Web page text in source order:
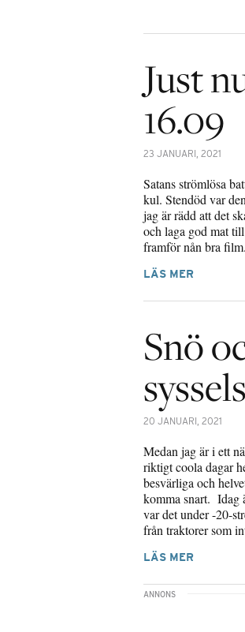
Just
16.09
23 JANUARI, 2021
Satans strömlösa
kul. Stendöd var
jag är rädd att det
och laga god mat
framför nån bra
LÄS MER
Snö
20 JANUARI, 2021
Medan jag är i ett
riktigt coola dagar
besvärliga och
komma snart. Idag
var det under -20-
från traktorer som
LÄS MER